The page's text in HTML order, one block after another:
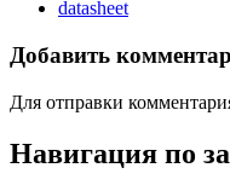
datasheet
Добавить
Для отправки
Навигация по